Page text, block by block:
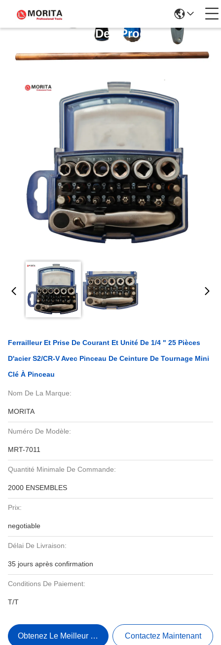
Détails Des Produits
Ferrailleur Et Prise De Courant Et Unité De 1/4 " 25 Pièces
D'acier S2/CR-V Avec Pinceau De Ceinture De Tournage Mini
Clé À Pinceau
Nom De La Marque:
MORITA
Numéro De Modèle:
MRT-7011
Quantité Minimale De Commande:
2000 ENSEMBLES
Prix:
negotiable
Délai De Livraison:
35 jours après confirmation
Conditions De Paiement:
T/T
Obtenez Le Meilleur Prix Contactez Maintenant